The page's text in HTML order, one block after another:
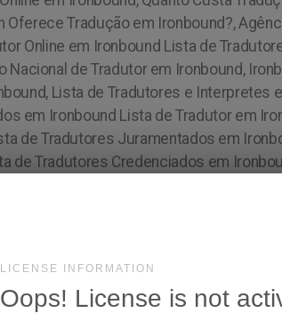
LICENSE INFORMATION
Oops! License is not